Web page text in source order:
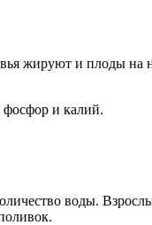
жируют и плоды на
фосфор и калий.
воды.